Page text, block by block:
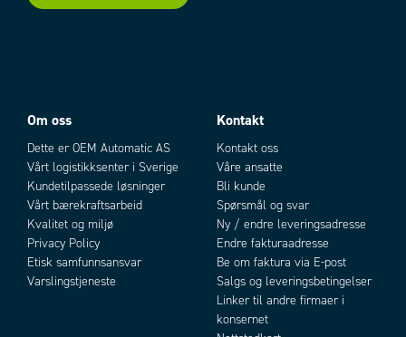
Om oss
Dette er OEM Automatic AS
Vårt logistikksenter i Sverige
Kundetilpassede løsninger
Vårt bærekraftsarbeid
Kvalitet og miljø
Privacy Policy
Etisk samfunnsansvar
Varslingstjeneste
Kontakt
Kontakt oss
Våre ansatte
Bli kunde
Spørsmål og svar
Ny / endre leveringsadresse
Endre fakturaadresse
Be om faktura via E-post
Salgs og leveringsbetingelser
Linker til andre firmaer i
konsernet